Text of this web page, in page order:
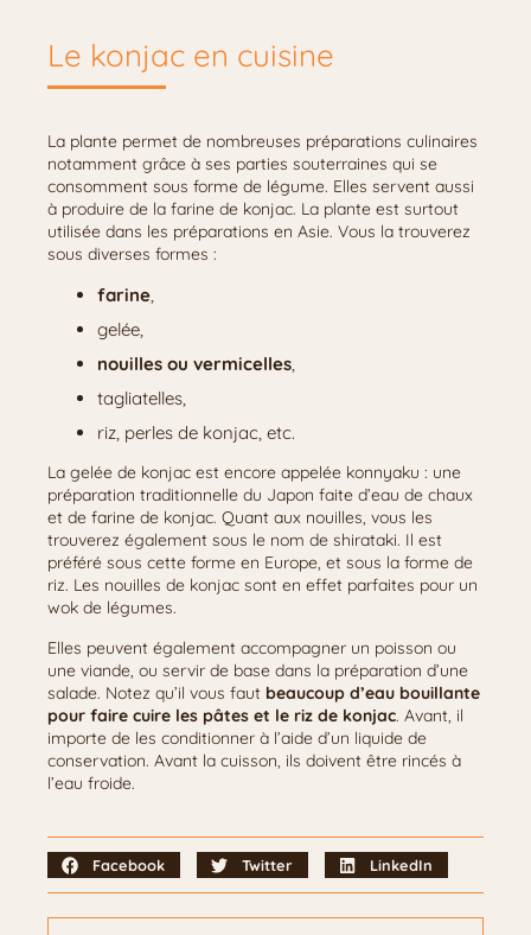
Le konjac en cuisine
La plante permet de nombreuses préparations culinaires
notamment grâce à ses parties souterraines qui se
consomment sous forme de légume. Elles servent aussi
à produire de la farine de konjac. La plante est surtout
utilisée dans les préparations en Asie. Vous la trouverez
sous diverses formes :
farine,
gelée,
nouilles ou vermicelles,
tagliatelles,
riz, perles de konjac, etc.
La gelée de konjac est encore appelée konnyaku : une
préparation traditionnelle du Japon faite d’eau de chaux
et de farine de konjac. Quant aux nouilles, vous les
trouverez également sous le nom de shirataki. Il est
préféré sous cette forme en Europe, et sous la forme de
riz. Les nouilles de konjac sont en effet parfaites pour un
wok de légumes.
Elles peuvent également accompagner un poisson ou
une viande, ou servir de base dans la préparation d’une
salade. Notez qu’il vous faut beaucoup d’eau bouillante
pour faire cuire les pâtes et le riz de konjac. Avant, il
importe de les conditionner à l’aide d’un liquide de
conservation. Avant la cuisson, ils doivent être rincés à
l’eau froide.
Facebook Twitter LinkedIn